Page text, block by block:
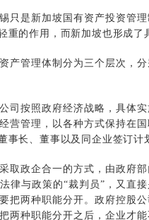
是新加坡国有资产投资管理
重的作用，而新加坡也形成了
管理体制分为三个层次，分
按照政府经济战略，具体实
营管理，以各种方式保持在
事长、董事以及同企业签订计
政企合一的方式，由政府部
律与政策的“裁判员”，又直
把两种职能分开。政府控股
两种职能分开之后，企业才